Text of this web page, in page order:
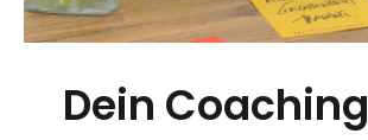
Dein Coaching